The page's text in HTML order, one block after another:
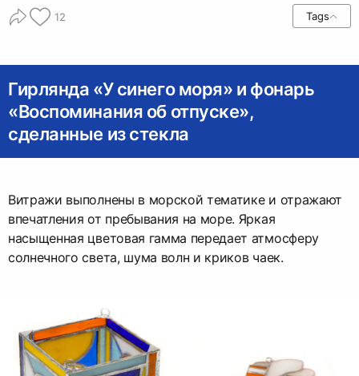
12 Tags
Гирлянда «У синего моря» и фонарь
«Воспоминания об отпуске»,
сделанные из стекла
Витражи выполнены в морской тематике и отражают
впечатления от пребывания на море. Яркая
насыщенная цветовая гамма передает атмосферу
солнечного света, шума волн и криков чаек.